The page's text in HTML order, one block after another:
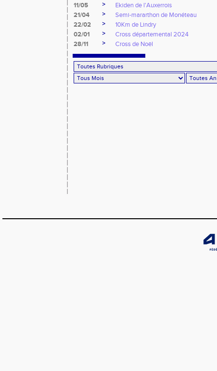
11/05
>
Ekiden de l'Auxerrois
21/04
>
Semi-mararthon de Monéteau
22/02
>
10Km de Lindry
02/01
>
Cross départemental 2024
28/11
> Cross de Noël